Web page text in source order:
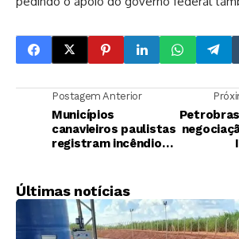
Postagem Anterior
Municípios
canavieiros paulistas
registram incêndios
Últimas notícias